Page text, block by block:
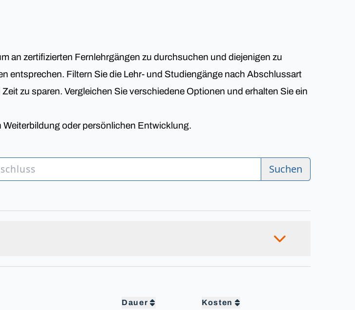
an zertifizierten Fernlehrgängen zu durchsuchen und diejenigen zu
entsprechen. Filtern Sie die Lehr- und Studiengänge nach Abschlussart
zu sparen. Vergleichen Sie verschiedene Optionen und erhalten Sie ein
oder persönlichen Entwicklung.
Suchen
Dauer Kosten